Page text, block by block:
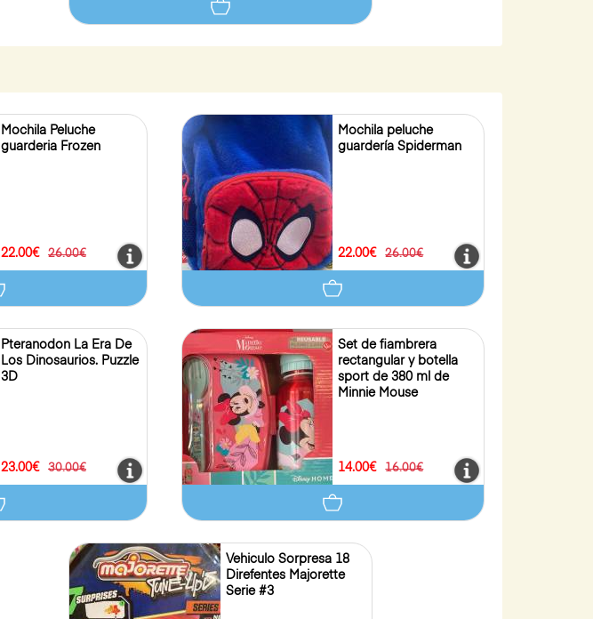
Mochila Peluche
guarderia Frozen
22.00€ 26.00€
Mochila peluche
guardería Spiderman
22.00€ 26.00€
Pteranodon La Era De
Los Dinosaurios. Puzzle
3D
23.00€ 30.00€
Set de fiambrera
rectangular y botella
sport de 380 ml de
Minnie Mouse
14.00€ 16.00€
Vehiculo Sorpresa 18
Direfentes Majorette
Serie #3